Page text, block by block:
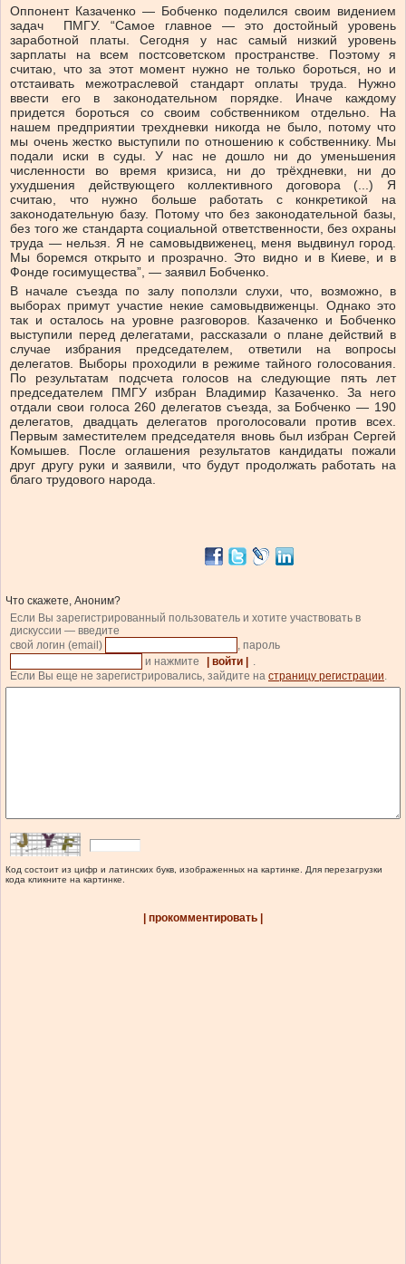
Оппонент Казаченко — Бобченко поделился своим видением
задач ПМГУ. “Самое главное — это достойный уровень
заработной платы. Сегодня у нас самый низкий уровень
зарплаты на всем постсоветском пространстве. Поэтому я
считаю, что за этот момент нужно не только бороться, но и
отстаивать межотраслевой стандарт оплаты труда. Нужно
ввести его в законодательном порядке. Иначе каждому
придется бороться со своим собственником отдельно. На
нашем предприятии трехдневки никогда не было, потому что
мы очень жестко выступили по отношению к собственнику. Мы
подали иски в суды. У нас не дошло ни до уменьшения
численности во время кризиса, ни до трёхдневки, ни до
ухудшения действующего коллективного договора (...) Я
считаю, что нужно больше работать с конкретикой на
законодательную базу. Потому что без законодательной базы,
без того же стандарта социальной ответственности, без охраны
труда — нельзя. Я не самовыдвиженец, меня выдвинул город.
Мы боремся открыто и прозрачно. Это видно и в Киеве, и в
Фонде госимущества”, — заявил Бобченко.
В начале съезда по залу поползли слухи, что, возможно, в
выборах примут участие некие самовыдвиженцы. Однако это
так и осталось на уровне разговоров. Казаченко и Бобченко
выступили перед делегатами, рассказали о плане действий в
случае избрания председателем, ответили на вопросы
делегатов. Выборы проходили в режиме тайного голосования.
По результатам подсчета голосов на следующие пять лет
председателем ПМГУ избран Владимир Казаченко. За него
отдали свои голоса 260 делегатов съезда, за Бобченко — 190
делегатов, двадцать делегатов проголосовали против всех.
Первым заместителем председателя вновь был избран Сергей
Комышев. После оглашения результатов кандидаты пожали
друг другу руки и заявили, что будут продолжать работать на
благо трудового народа.
Что скажете, Аноним?
Если Вы зарегистрированный пользователь и хотите участвовать в
дискуссии — введите
свой логин (email)
, пароль
и нажмите
| войти |
.
Если Вы еще не зарегистрировались, зайдите на страницу регистрации.
Код состоит из цифр и латинских букв, изображенных на картинке. Для перезагрузки
кода кликните на картинке.
| прокомментировать |